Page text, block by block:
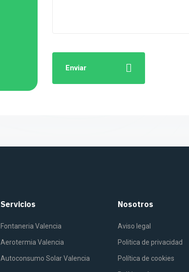
Enviar
Servicios
Fontaneria Valencia
Aerotermia Valencia
Autoconsumo Solar Valencia
Nosotros
Aviso legal
Politica de privacidad
Política de cookies